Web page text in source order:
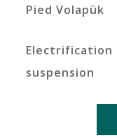
Pied Volapük
Electrification
suspension